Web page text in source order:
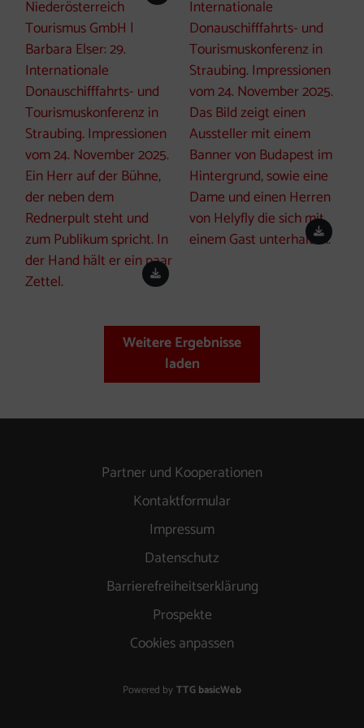
Download
Copyright öffnen
Weitere Ergebnisse
laden
Partner und Kooperationen
Kontaktformular
Impressum
Datenschutz
Barrierefreiheitserklärung
Prospekte
Cookies anpassen
Powered byTTG basicWeb